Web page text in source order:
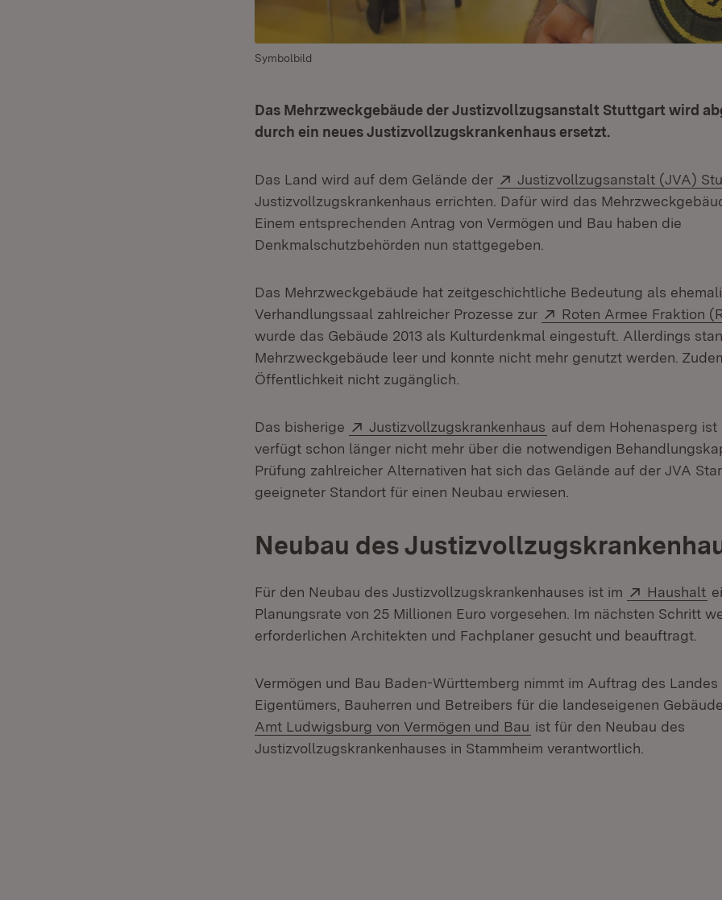
Symbolbild
Das Mehrzweckgebäude der Justizvollzugsanstalt Stuttgart wird
durch ein neues Justizvollzugskrankenhaus ersetzt.
Das Land wird auf dem Gelände der Extern:
Justizvollzugsanstalt (JVA)
Justizvollzugskrankenhaus errichten. Dafür wird das
Einem entsprechenden Antrag von Vermögen und Bau haben die
Denkmalschutzbehörden nun stattgegeben.
Das Mehrzweckgebäude hat zeitgeschichtliche Bedeutung als
Verhandlungssaal zahlreicher Prozesse zur
Extern:
Roten Armee Fraktion
wurde das Gebäude 2013 als Kulturdenkmal eingestuft. Allerdings
Mehrzweckgebäude leer und konnte nicht mehr genutzt werden.
Öffentlichkeit nicht zugänglich.
Das bisherige Extern:
Justizvollzugskrankenhaus (Öffnet in neuem Fenster)
auf dem Hohenasperg
verfügt schon länger nicht mehr über die notwendigen
Prüfung zahlreicher Alternativen hat sich das Gelände auf der JVA
geeigneter Standort für einen Neubau erwiesen.
Neubau des
Für den Neubau des Justizvollzugskrankenhauses ist im Extern:
Haushalt
Planungsrate von 25 Millionen Euro vorgesehen. Im nächsten Schritt
erforderlichen Architekten und Fachplaner gesucht und beauftragt.
Vermögen und Bau Baden-Württemberg nimmt im Auftrag des
Eigentümers, Bauherren und Betreibers für die landeseigenen
Amt Ludwigsburg von Vermögen und Bau (Öffnet in neuem Fenster)
ist für den Neubau des
Justizvollzugskrankenhauses in Stammheim verantwortlich.